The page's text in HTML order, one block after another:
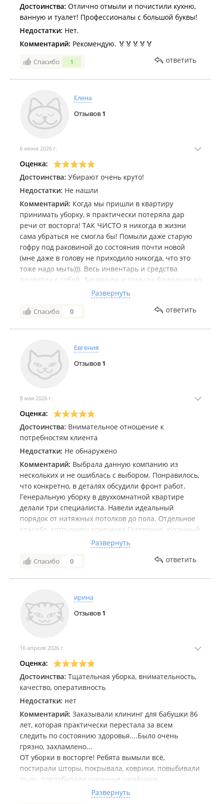
Достоинства: Отлично отмыли и почистили кухню,
ванную и туалет! Профессионалы с большой буквы!
Недостатки: Нет.
Комментарий: Рекомендую. 🏅🏅🏅🏅🏅
Спасибо 1 ответить
Елена
Отзывов 1
6 июня 2026 г.
Оценка:
Достоинства: Убирают очень круто!
Недостатки: Не нашли
Комментарий: Когда мы пришли в квартиру
принимать уборку, я практически потеряла дар
речи от восторга! ТАК ЧИСТО я никогда в жизни
сама убраться не смогла бы! Помыли даже старую
гофру под раковиной до состояния почти новой
(мне даже в голову не приходило никогда, что это
тоже надо мыть))). Весь инвентарь и средства
привезли с собой. Заглянули и помыли буквально во
все щели, убрали каждую даже малюсенькую
пылинку и каждое пятнышко, отчистили все, что
можно отчистить или отмыть. Старый матрас
просто протерли! Квартира никогда не сияла такой
чистотой, как после этой уборки, и это реально не
уборка, а детейлинг! Я искренне рекомендую
компанию, желаю ребятам хороших клиентов и
Развернуть
Спасибо 0 ответить
Евгения
Отзывов 1
8 мая 2026 г.
Оценка:
Достоинства: Внимательное отношение к
потребностям клиента
Недостатки: Не обнаружено
Комментарий: Выбрала данную компанию из
нескольких и не ошиблась с выбором. Понравилось,
что конкретно, в деталях обсудили фронт работ.
Генеральную уборку в двухкомнатной квартире
делали три специалиста. Навели идеальный
порядок от натяжных потолков до пола. Отдельное
спасибо, сотруднику компании Екатерине, кухонный
гарнитур и внутри и снаружи радует глаз!
Собиралась менять вытяжку на кухне, но ей вернули
первозданный вид. Порадовали и молодые
Развернуть
Спасибо 0 ответить
ирина
Отзывов 1
16 апреля 2026 г.
Оценка:
Достоинства: Тщательная уборка, внимательность,
качество, оперативность
Недостатки: нет
Комментарий: Заказывали клининг для бабушки 86
лет, которая практически перестала за всем
следить по состоянию здоровья....Было очень
грязно, захламлено...
ОТ уборки в восторге! Ребята вымыли всё,
постирали шторы, покрывала, коврики, повыбивали
пыль, поразбирали кухонные шкафчики,
повыбрасывав оттуда просроченные продукты,
Развернуть